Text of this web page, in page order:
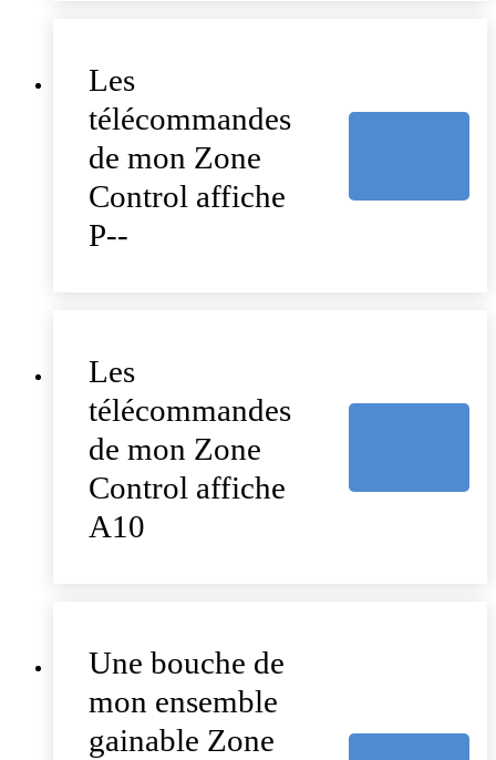
Les
télécommandes
de mon Zone
Control affiche
P--
Les
télécommandes
de mon Zone
Control affiche
A10
Une bouche de
mon ensemble
gainable Zone